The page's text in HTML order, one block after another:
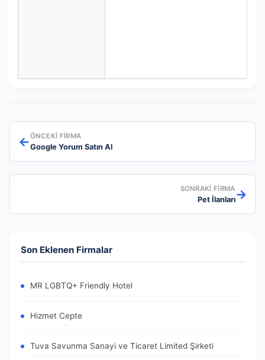
←ÖNCEKI FIRMA
Google Yorum Satın Al
SONRAKI FIRMA
Pet İlanları→
Son Eklenen Firmalar
MR LGBTQ+ Friendly Hotel
Hizmet Cepte
Tuva Savunma Sanayi ve Ticaret Limited Şirketi